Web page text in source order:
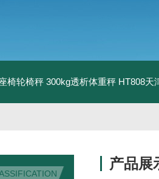
椅轮椅秤 300kg透析体重秤 HT808天
产品展